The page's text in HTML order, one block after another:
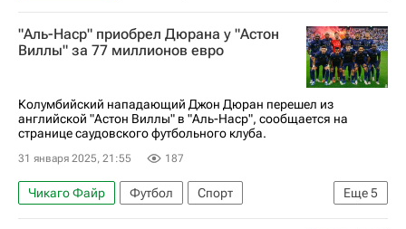
Major League Soccer 2025
Лионель Месси
Интер
Спорт
Торонто
"Аль-Наср" приобрел Дюрана у "Астон
Виллы" за 77 миллионов евро
Колумбийский нападающий Джон Дюран перешел из
английской "Астон Виллы" в "Аль-Наср", сообщается на
странице саудовского футбольного клуба.
31 января 2025, 21:55 187
Еще5
Чикаго Файр Футбол
Спорт
Криштиану Роналду
Садио Мане